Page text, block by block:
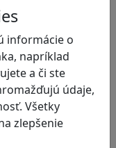
informácie o
napríklad
a či ste
údaje,
Všetky
zlepšenie